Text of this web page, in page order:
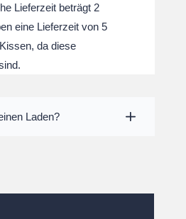
Lieferzeit beträgt 2
eine Lieferzeit von 5
da diese
Laden?